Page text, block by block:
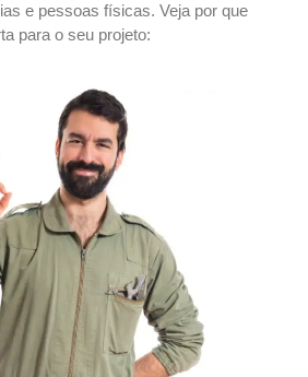
e pessoas físicas. Veja por que
para o seu projeto: